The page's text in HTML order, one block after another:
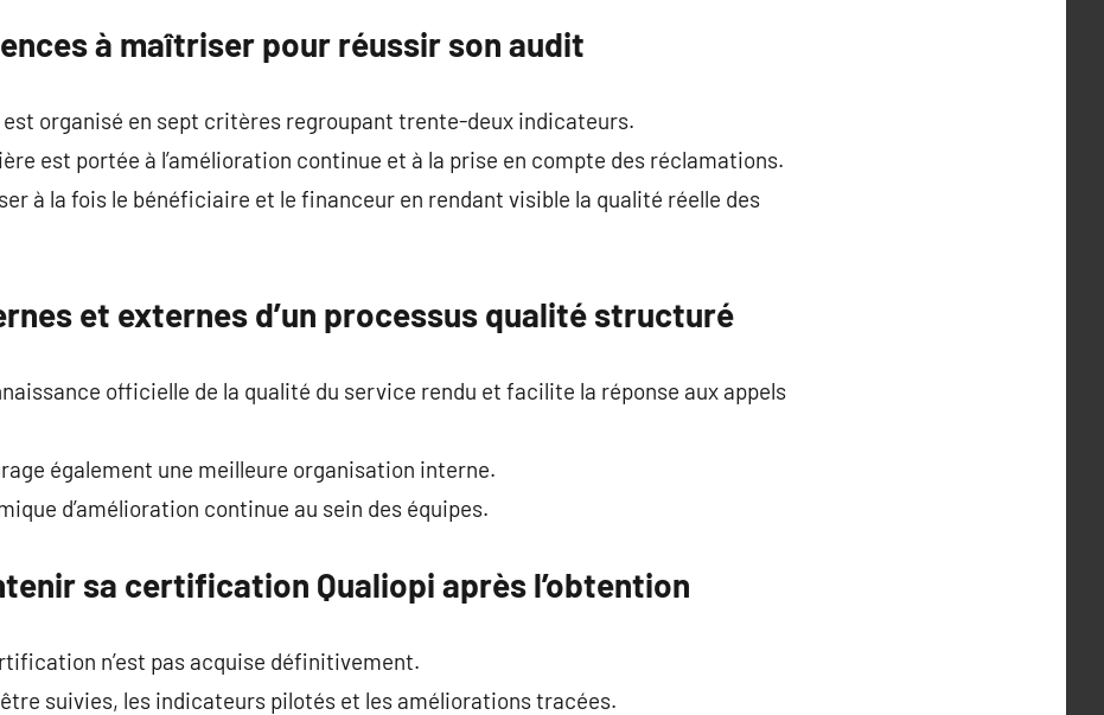
à maîtriser pour réussir son audit
organisé en sept critères regroupant trente-deux indicateurs.
est portée à l’amélioration continue et à la prise en compte des réclamations.
à la fois le bénéficiaire et le financeur en rendant visible la qualité réelle des
et externes d’un processus qualité structuré
officielle de la qualité du service rendu et facilite la réponse aux appels
également une meilleure organisation interne.
d’amélioration continue au sein des équipes.
sa certification Qualiopi après l’obtention
n’est pas acquise définitivement.
suivies, les indicateurs pilotés et les améliorations tracées.